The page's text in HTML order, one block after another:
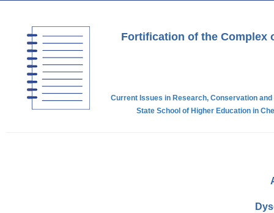
Fortification of the Complex
Current Issues in Research, Conservation
State School of Higher Education in